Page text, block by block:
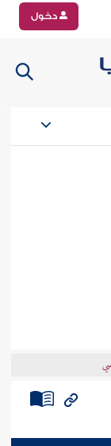
دخول